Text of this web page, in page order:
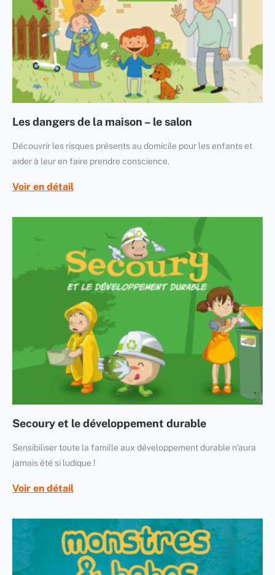
Les dangers de la maison – le salon
Découvrir les risques présents au domicile pour les enfants et
aider à leur en faire prendre conscience.
Voir en détail
Secoury et le développement durable
Sensibiliser toute la famille aux développement durable n’aura
jamais été si ludique !
Voir en détail